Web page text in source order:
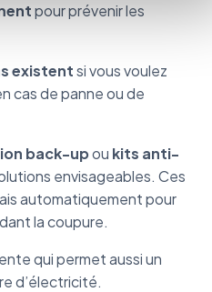
pour prévenir les
existentsi vous voulez
cas de panne ou de
back-upou kits anti-
envisageables. Ces
automatiquement pour
la coupure.
qui permet aussi un
d’électricité.